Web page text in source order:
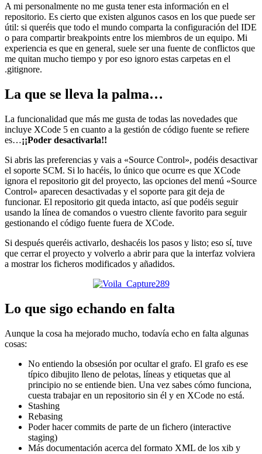
A mi personalmente no me gusta tener esta información en el
repositorio. Es cierto que existen algunos casos en los que puede ser
útil: si queréis que todo el mundo comparta la configuración del IDE
o para compartir breakpoints entre los miembros de un equipo. Mi
experiencia es que en general, suele ser una fuente de conflictos que
me quitan mucho tiempo y por eso ignoro estas carpetas en el
.gitignore.
La que se lleva la palma…
La funcionalidad que más me gusta de todas las novedades que
incluye XCode 5 en cuanto a la gestión de código fuente se refiere
es…¡¡Poder desactivarla!!
Si abris las preferencias y vais a «Source Control», podéis desactivar
el soporte SCM. Si lo hacéis, lo único que ocurre es que XCode
ignora el repositorio git del proyecto, las opciones del menú «Source
Control» aparecen desactivadas y el soporte para git deja de
funcionar. El repositorio git queda intacto, así que podéis seguir
usando la línea de comandos o vuestro cliente favorito para seguir
gestionando el código fuente fuera de XCode.
Si después queréis activarlo, deshacéis los pasos y listo; eso sí, tuve
que cerrar el proyecto y volverlo a abrir para que la interfaz volviera
a mostrar los ficheros modificados y añadidos.
Lo que sigo echando en falta
Aunque la cosa ha mejorado mucho, todavía echo en falta algunas
cosas:
No entiendo la obsesión por ocultar el grafo. El grafo es ese
típico dibujito lleno de pelotas, líneas y etiquetas que al
principio no se entiende bien. Una vez sabes cómo funciona,
cuesta trabajar en un repositorio sin él y en XCode no está.
Stashing
Rebasing
Poder hacer commits de parte de un fichero (interactive
staging)
Más documentación acerca del formato XML de los xib y